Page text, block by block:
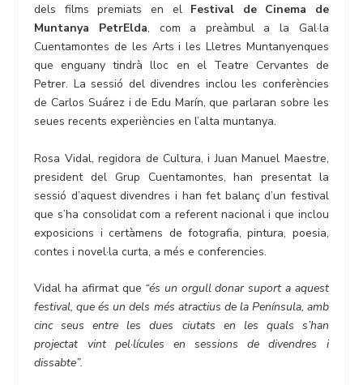
dels films premiats en el Festival de Cinema de
Muntanya PetrElda, com a preàmbul a la Gal·la
Cuentamontes de les Arts i les Lletres Muntanyenques
que enguany tindrà lloc en el Teatre Cervantes de
Petrer. La sessió del divendres inclou les conferències
de Carlos Suárez i de Edu Marín, que parlaran sobre les
seues recents experiències en l’alta muntanya.
Rosa Vidal, regidora de Cultura, i Juan Manuel Maestre,
president del Grup Cuentamontes, han presentat la
sessió d’aquest divendres i han fet balanç d’un festival
que s’ha consolidat com a referent nacional i que inclou
exposicions i certàmens de fotografia, pintura, poesia,
contes i novel·la curta, a més e conferencies.
Vidal ha afirmat que “és un orgull donar suport a aquest
festival, que és un dels més atractius de la Península, amb
cinc seus entre les dues ciutats en les quals s’han
projectat vint pel·lícules en sessions de divendres i
dissabte”.